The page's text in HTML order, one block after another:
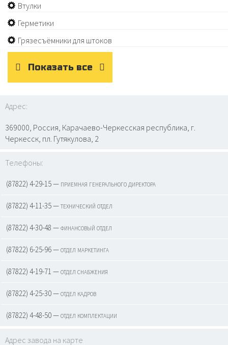
Втулки
Герметики
Грязесъёмники для штоков
Показать все
Адрес:
369000, Россия, Карачаево-Черкесская республика, г.
Черкесск, пл. Гутякулова, 2
Телефоны:
(87822) 4-29-15 — приемная генерального директора
(87822) 4-11-35 — технический отдел
(87822) 4-30-48 — финансовый отдел
(87822) 6-25-96 — отдел маркетинга
(87822) 4-19-71 — отдел снабжения
(87822) 4-25-30 — отдел кадров
(87822) 4-48-50 — отдел комплектации
Адрес завода на карте